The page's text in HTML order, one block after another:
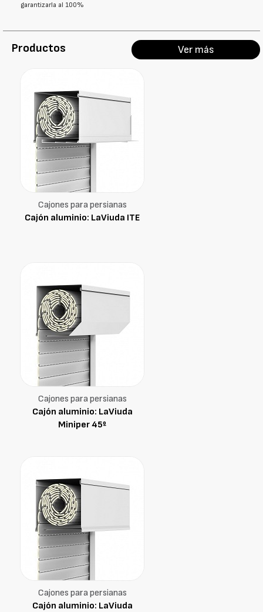
garantizarla al 100%
Productos Ver más
Cajones para persianas
Cajón aluminio: LaViuda ITE
Cajones para persianas
Cajón aluminio: LaViuda
Miniper 45º
Cajones para persianas
Cajón aluminio: LaViuda